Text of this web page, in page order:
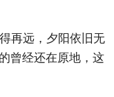
再远，夕阳依旧无
曾经还在原地，这